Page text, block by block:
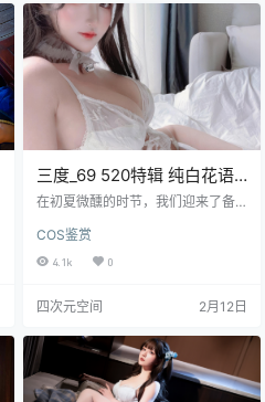
下，藏匿一颗关于童话与救赎的柔
软内核。星之迟迟以其对角色细腻
的感知力，成为了诠释这一矛盾气
质的不二人选。整个拍摄跨越了整
整两天，分为内景的精密控制与…
三度_69 520特辑 纯白花语
花嫁，纯白梦境中的心动邂
在初夏微醺的时节，我们迎来了备
520特别献礼。这不仅仅是一组写
真，更是一场关于纯白、花语与嫁
衣的视觉梦境，旨在用镜头捕捉那
摄，我们深入探索了“纯白花语”这一
美融合，通过细腻的光影与构图，
讲述一个充满期待与美好的故事。
三度_69以其一贯的高标准美学把
控，从概念到成片，每一个环节都
COS鉴赏
4.1k 0
四次元空间 2月12日